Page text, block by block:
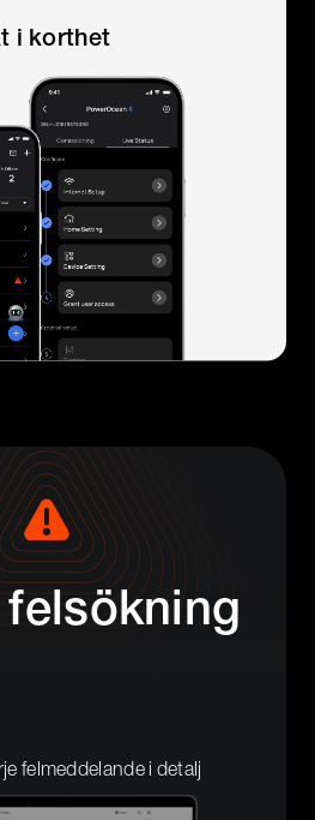
i korthet
i systemet på nolltid